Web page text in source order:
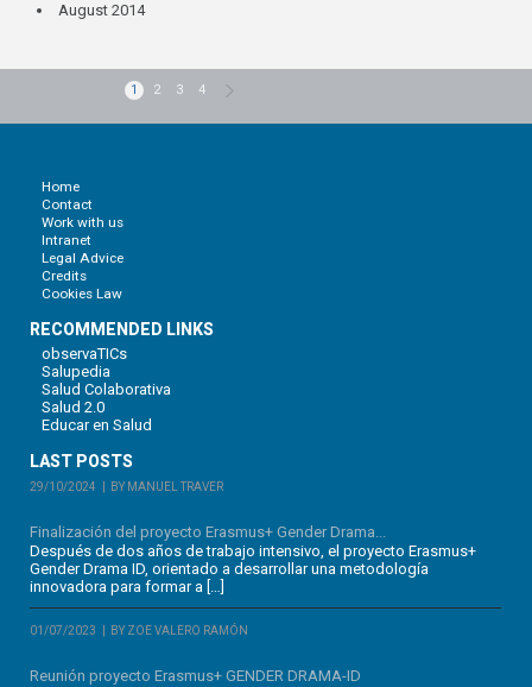
August 2014
1 2 3 4
Home
Contact
Work with us
Intranet
Legal Advice
Credits
Cookies Law
RECOMMENDED LINKS
observaTICs
Salupedia
Salud Colaborativa
Salud 2.0
Educar en Salud
LAST POSTS
29/10/2024 BY MANUEL TRAVER
Finalización del proyecto Erasmus+ Gender Drama...
Después de dos años de trabajo intensivo, el proyecto Erasmus+
Gender Drama ID, orientado a desarrollar una metodología
innovadora para formar a […]
01/07/2023 BY ZOE VALERO RAMÓN
Reunión proyecto Erasmus+ GENDER DRAMA-ID